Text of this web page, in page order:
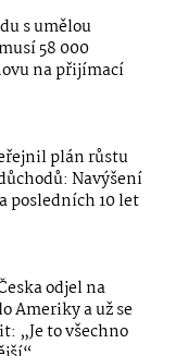
s umělou
58 000
na přijímací
plán růstu
Navýšení
posledních 10 let
odjel na
Ameriky a už se
„Je to všechno